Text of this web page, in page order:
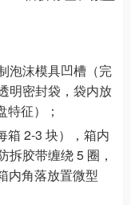
泡沫模具凹槽（完
明密封袋，袋内放
特征）；
箱 2-3 块），箱内
拆胶带缠绕 5 圈，
内角落放置微型